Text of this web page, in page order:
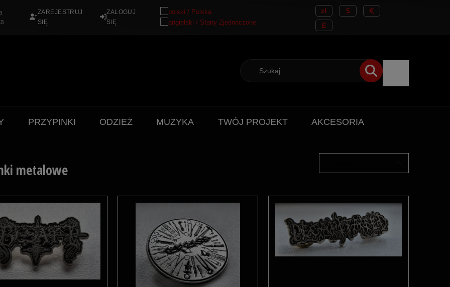
ZAREJESTRUJ
SIĘ
ZALOGUJ
SIĘ
PRZYPINKI ODZIEŻ MUZYKA TWÓJ PROJEKT AKCESORIA
metalowe